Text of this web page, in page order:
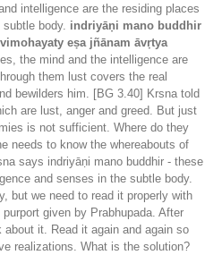
intelligence are the residing places
body. indriyāṇi mano buddhir
eṣa jñānam āvṛtya
the mind and the intelligence are
them lust covers the real
bewilders him. [BG 3.40] Krsna told
are lust, anger and greed. But just
is not sufficient. Where do they
needs to know the whereabouts of
says indriyāṇi mano buddhir - these
and senses in the subtle body.
but we need to read it properly with
given by Prabhupada. After
it. Read it again and again so
realizations. What is the solution?